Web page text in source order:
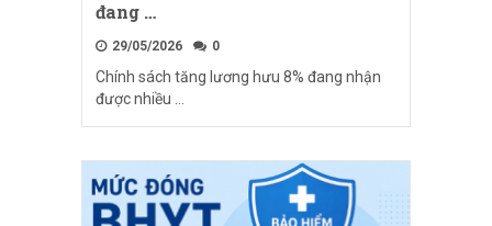
đang …
29/05/2026 0
Chính sách tăng lương hưu 8% đang nhận
được nhiều …